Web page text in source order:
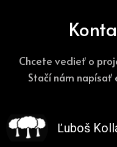
Chcete vedieť o
Stačí nám napísať
Ľuboš